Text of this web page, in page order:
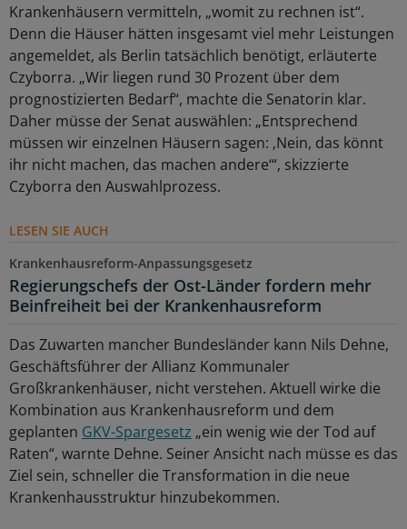
Krankenhäusern vermitteln, „womit zu rechnen ist“.
Denn die Häuser hätten insgesamt viel mehr Leistungen
angemeldet, als Berlin tatsächlich benötigt, erläuterte
Czyborra. „Wir liegen rund 30 Prozent über dem
prognostizierten Bedarf“, machte die Senatorin klar.
Daher müsse der Senat auswählen: „Entsprechend
müssen wir einzelnen Häusern sagen: ‚Nein, das könnt
ihr nicht machen, das machen andere‘“, skizzierte
Czyborra den Auswahlprozess.
LESEN SIE AUCH
Krankenhausreform-Anpassungsgesetz
Regierungschefs der Ost-Länder fordern mehr
Beinfreiheit bei der Krankenhausreform
Das Zuwarten mancher Bundesländer kann Nils Dehne,
Geschäftsführer der Allianz Kommunaler
Großkrankenhäuser, nicht verstehen. Aktuell wirke die
Kombination aus Krankenhausreform und dem
geplanten GKV-Spargesetz „ein wenig wie der Tod auf
Raten“, warnte Dehne. Seiner Ansicht nach müsse es das
Ziel sein, schneller die Transformation in die neue
Krankenhausstruktur hinzubekommen.